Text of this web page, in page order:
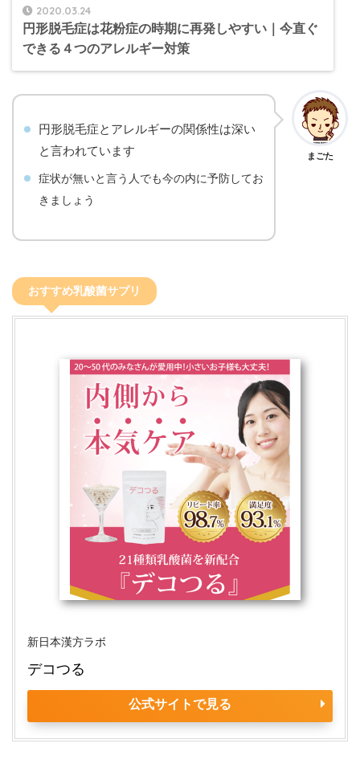
2020.03.24
円形脱毛症は花粉症の時期に再発しやすい｜今直ぐ
できる４つのアレルギー対策
まごた
円形脱毛症とアレルギーの関係性は深い
と言われています
症状が無いと言う人でも今の内に予防してお
きましょう
おすすめ乳酸菌サプリ
新日本漢方ラボ
デコつる
公式サイトで見る